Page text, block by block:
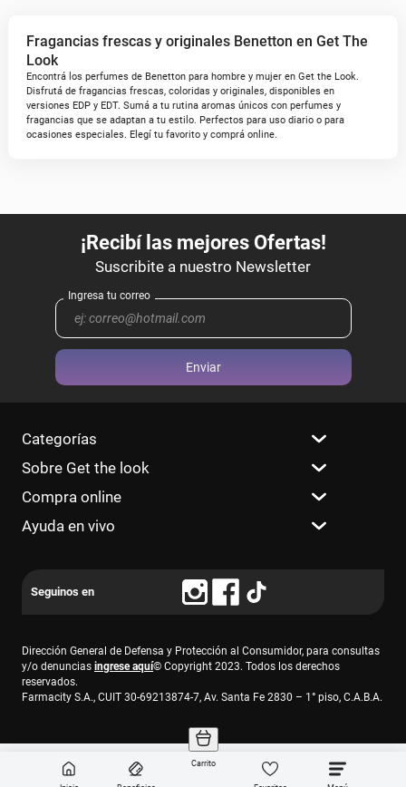
Carrito
Fragancias frescas y originales Benetton en Get The
Look
Encontrá los perfumes de Benetton para hombre y mujer en Get the Look.
Disfrutá de fragancias frescas, coloridas y originales, disponibles en
versiones EDP y EDT. Sumá a tu rutina aromas únicos con perfumes y
fragancias que se adaptan a tu estilo. Perfectos para uso diario o para
ocasiones especiales. Elegí tu favorito y comprá online.
Enviar
Categorías
Sobre Get the look
Compra online
Ayuda en vivo
Dirección General de Defensa y Protección al Consumidor, para consultas
y/o denuncias ingrese aquí© Copyright 2023. Todos los derechos
reservados.
Farmacity S.A., CUIT 30-69213874-7, Av. Santa Fe 2830 – 1° piso, C.A.B.A.